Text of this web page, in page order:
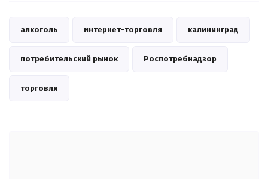
алкоголь интернет-торговля калининград
потребительский рынок Роспотребнадзор
торговля